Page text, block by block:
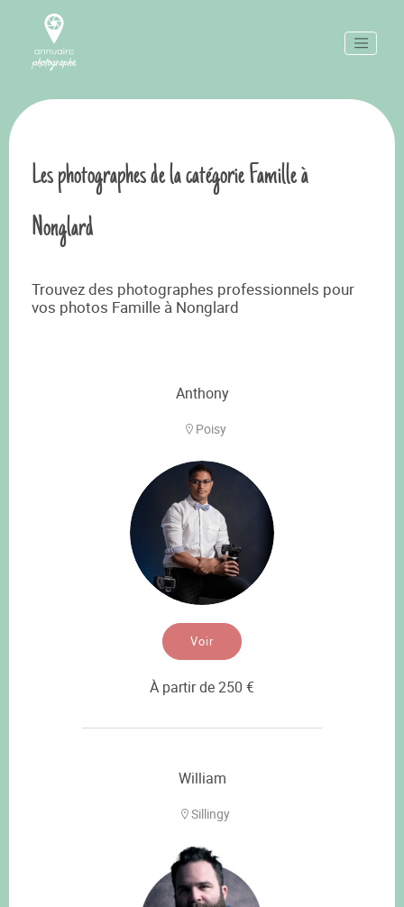
Les photographes de la catégorie Famille à
Nonglard
Trouvez des photographes professionnels pour
vos photos Famille à Nonglard
Anthony
Poisy
Voir
À partir de 250 €
William
Sillingy